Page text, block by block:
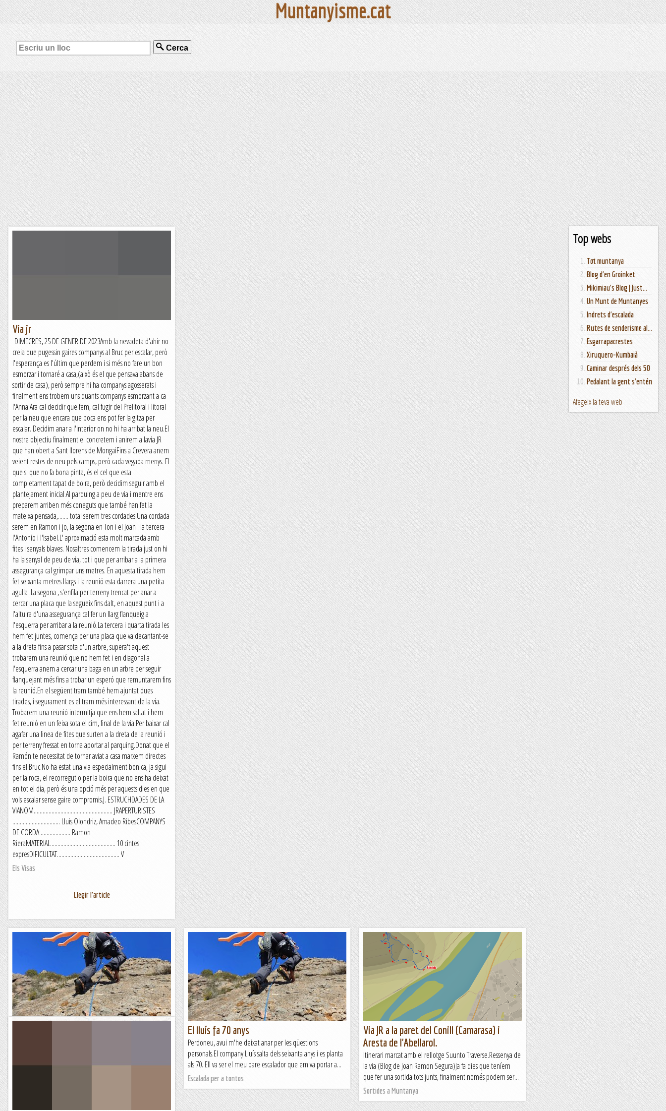
Muntanyisme.cat
Cerca
Top webs
Tot muntanya
Blog d'en Groinket
Mikimiau's Blog | Just...
Un Munt de Muntanyes
Indrets d'escalada
Rutes de senderisme al...
Esgarrapacrestes
Xiruquero-Kumbaià
Caminar després dels 50
Pedalant la gent s'entén
Afegeix la teva web
Via jr
DIMECRES, 25 DE GENER DE 2023Amb la nevadeta d'ahir no
creia que pugessin gaires companys al Bruc per escalar, però
l'esperança es l'últim que perdem i si més no fare un bon
esmorzar i tornaré a casa,(això és el que pensava abans de
sortir de casa), però sempre hi ha companys agosserats i
finalment ens trobem uns quants companys esmorzant a ca
l'Anna.Ara cal decidir que fem, cal fugir del Prelitoral i litoral
per la neu que encara que poca ens pot fer la gitza per
escalar. Decidim anar a l'interior on no hi ha arribat la neu.El
nostre objectiu finalment el concretem i anirem a lavia JR
que han obert a Sant llorens de MongaiFins a Crevera anem
veient restes de neu pels camps, però cada vegada menys. El
que si que no fa bona pinta, és el cel que esta
completament tapat de boira, però decidim seguir amb el
plantejament inicial.Al parquing a peu de via i mentre ens
preparem arriben més coneguts que també han fet la
mateixa pensada,....... total serem tres cordades.Una cordada
serem en Ramon i jo, la segona en Ton i el Joan i la tercera
l'Antonio i l'Isabel.L' aproximació esta molt marcada amb
fites i senyals blaves. Nosaltres comencem la tirada just on hi
ha la senyal de peu de via, tot i que per arribar a la primera
assegurança cal grimpar uns metres. En aquesta tirada hem
fet seixanta metres llargs i la reunió esta darrera una petita
agulla .La segona , s'enfila per terreny trencat per anar a
cercar una placa que la segueix fins dalt, en aquest punt i a
l'altuira d'una assegurança cal fer un llarg flanqueig a
l'esquerra per arribar a la reunió.La tercera i quarta tirada les
hem fet juntes, comença per una placa que va decantant-se
a la dreta fins a pasar sota d'un arbre, supera't aquest
trobarem una reunió que no hem fet i en diagonal a
l'esquerra anem a cercar una baga en un arbre per seguir
flanquejant més fins a trobar un esperó que remuntarem fins
la reunió.En el següent tram també hem ajuntat dues
tirades, i segurament es el tram més interessant de la via.
Trobarem una reunió intermitja que ens hem saltat i hem
fet reunió en un feixa sota el cim, final de la via.Per baixar cal
agafar una linea de fites que surten a la dreta de la reunió i
per terreny fressat en torna aportar al parquing.Donat que el
Ramón te necessitat de tornar aviat a casa marxem directes
fins el Bruc.No ha estat una via especialment bonica, ja sigui
per la roca, el recorregut o per la boira que no ens ha deixat
en tot el dia, però és una opció més per aquests dies en que
vols escalar sense gaire compromis.J. ESTRUCHDADES DE LA
VIANOM..................................................... JRAPERTURISTES
................................ Lluis Olondriz, Amadeo RibesCOMPANYS
DE CORDA .................... Ramon
RieraMATERIAL............................................ 10 cintes
expresDIFICULTAT.......................................... V
Els Visas
Llegir l'article
als 70. Ell va ser el meu pare escalador que em va portar a...
El lluís fa 70 anys
Perdoneu, avui m'he deixat anar per les qüestions
personals.El company Lluís salta dels seixanta anys i es planta
als 70. Ell va ser el meu pare escalador que em va portar a...
Escalada per a tontos
Via JR a la paret del Conill (Camarasa) i
Aresta de l'Abellarol.
Itinerari marcat amb el rellotge Suunto Traverse.Ressenya de
la via (Blog de Joan Ramon Segura)Ja fa dies que teníem
que fer una sortida tots junts, finalment només podem ser...
Sortides a Muntanya